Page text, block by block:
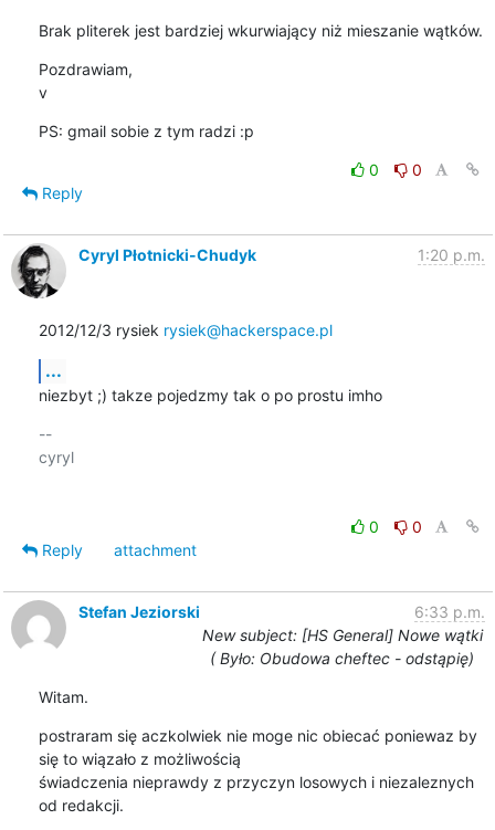
Brak pliterek jest bardziej wkurwiający niż mieszanie wątków.
Pozdrawiam,
v
PS: gmail sobie z tym radzi :p
0
0
Reply
Cyryl Płotnicki-Chudyk 1:20 p.m.
2012/12/3 rysiek rysiek@hackerspace.pl
...
niezbyt ;) takze pojedzmy tak o po prostu imho
--
cyryl
0
0
Reply
attachment
Stefan Jeziorski
6:33 p.m.
New subject: [HS General] Nowe wątki
( Było: Obudowa cheftec - odstąpię)
Witam.
postraram się aczkolwiek nie moge nic obiecać poniewaz by
się to wiązało z możliwością
świadczenia nieprawdy z przyczyn losowych i niezaleznych
od redakcji.